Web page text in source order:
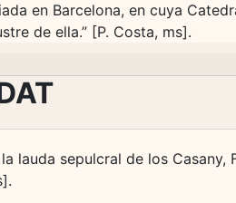
en Barcelona, en cuya
de ella.” [P. Costa, ms].
lauda sepulcral de los Casany,